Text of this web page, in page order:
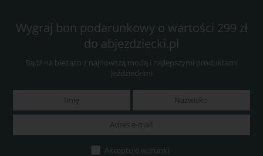
Wygraj bon podarunkowy o wartości 299 zł
do abjezdziecki.pl
Bądź na bieżąco z najnowszą modą i najlepszymi produktami
jeździeckimi
Akceptuję warunki